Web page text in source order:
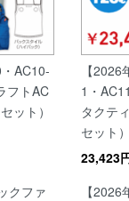
AC10-
フトAC
ット）
クファ
【
1・
タクテ
セット
23,423
【